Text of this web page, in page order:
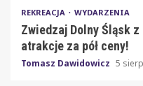
REKREACJA WYDARZENIA
Zwiedzaj Dolny Śląsk
atrakcje za pół ceny!
Tomasz Dawidowicz 5